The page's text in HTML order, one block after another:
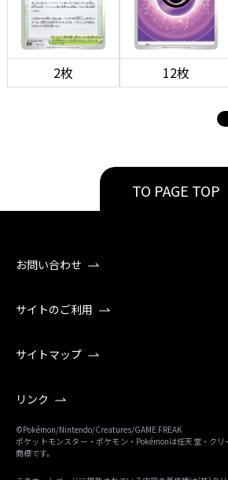
2枚 12枚
TO PAGE TOP
お問い合わせ
サイトのご利用
サイトマップ
リンク
©Pokémon/Nintendo/Creatures/GAME FREAK
ポケットモンスター・ポケモン・Pokémonは任天堂・ク
商標です。